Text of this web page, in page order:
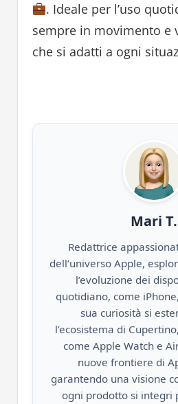
. Ideale per l’uso
sempre in movimento e
che si adatti a ogni
Mari T.
Redattrice
dell’universo Apple,
l’evoluzione dei
quotidiano, come
sua curiosità si
l’ecosistema di
come Apple Watch e
nuove frontiere di
garantendo una visione
ogni prodotto si integri